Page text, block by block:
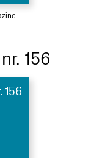
156
156